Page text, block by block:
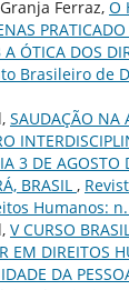
Ferraz, O
A ÓTICA DOS
Brasileiro de
SAUDAÇÃO NA
3 DE AGOSTO
BRASIL ,
Humanos: n.
V CURSO
EM DIREITOS
DA